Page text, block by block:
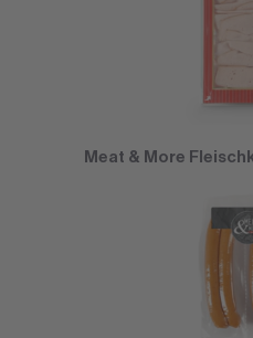
Meat & More